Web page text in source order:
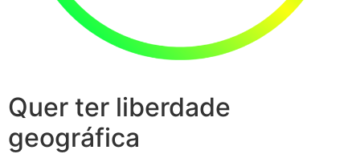
Quer ter liberdade
geográfica